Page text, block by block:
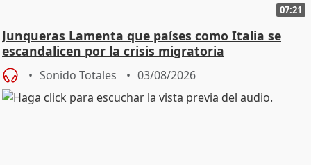
07:21
Junqueras Lamenta que países como Italia se
escandalicen por la crisis migratoria
Sonido Totales 03/08/2026